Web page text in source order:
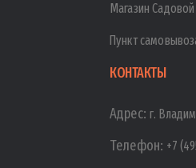
Магазин Садовой
Пункт
КОНТАКТЫ
Адрес:г.
Телефон: +7